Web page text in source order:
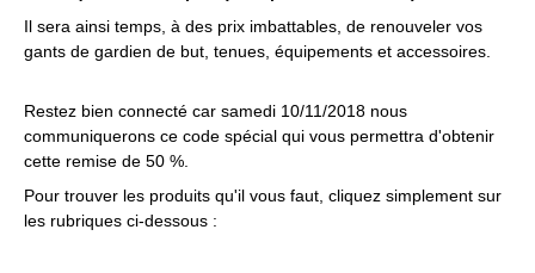
Il sera ainsi temps, à des prix imbattables, de renouveler vos
gants de gardien de but, tenues, équipements et accessoires.
Restez bien connecté car samedi 10/11/2018 nous
communiquerons ce code spécial qui vous permettra d'obtenir
cette remise de 50 %.
Pour trouver les produits qu'il vous faut, cliquez simplement sur
les rubriques ci-dessous :